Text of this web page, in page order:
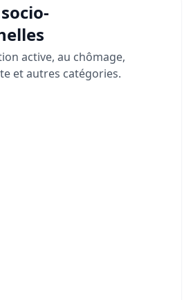
active, au chômage,
et autres catégories.